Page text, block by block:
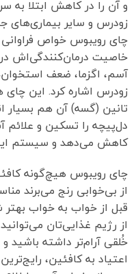
و آن را در کاهش ابتلا به
زودرس و سایر بیماری‌های
چای رویبوس خواص
خاصیت درمان‌کنندگی‌اش در
آسم، اگزما، ضعف
زودرس اشاره کرد. این چای
تانین (گسه) آن هم
دل‌پیچه را تسکین و علائم
کاهش می‌دهد و سیستم
چای رویبوس هیچ‌گونه
از بی‌خوابی رنج می‌برند
قبل از خواب به خواب
از رژیم غذایی‌تان
خُلقی آرام‌تر داشته باشید
اعتیاد به کافئین،